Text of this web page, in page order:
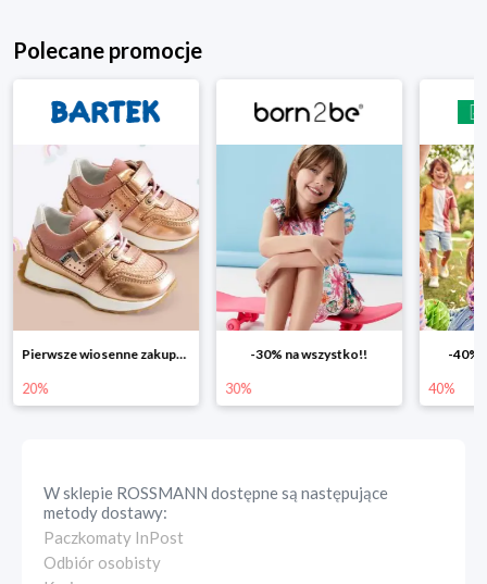
Polecane promocje
Pierwsze wiosenne zakupy -20%
20%
-30% na wszystko!!
30%
-40%
40%
W sklepie ROSSMANN dostępne są następujące
metody dostawy:
Paczkomaty InPost
Odbiór osobisty